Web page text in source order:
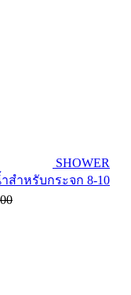
SHOWER
สำหรับกระจก 8-10